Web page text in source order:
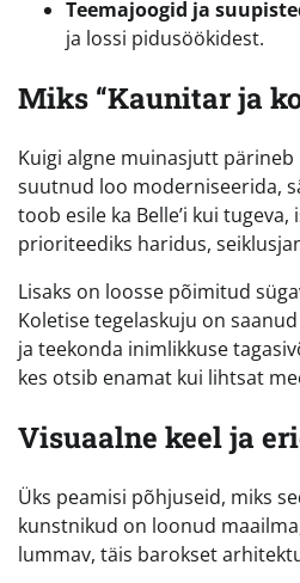
Teemajoogid ja
ja lossi pidusöökidest.
Miks “Kaunitar ja
Kuigi algne muinasjutt
suutnud loo moderniseerida,
toob esile ka Belle’i kui
prioriteediks haridus,
Lisaks on loosse põimitud
Koletise tegelaskuju on
ja teekonda inimlikkuse
kes otsib enamat kui lihtsat
Visuaalne keel ja
Üks peamisi põhjuseid, miks
kunstnikud on loonud
lummav, täis barokset